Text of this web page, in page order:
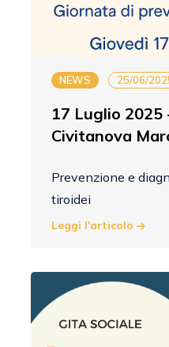
NEWS 25/06/
17 Luglio
Civitanova
Prevenzione e
tiroidei
Leggi l'articolo